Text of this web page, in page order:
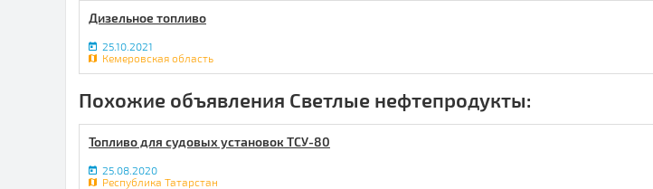
Дизельное топливо
25.10.2021
Кемеровская область
Похожие объявления Светлые нефтепродукты:
Топливо для судовых установок ТСУ-80
25.08.2020
Республика Татарстан